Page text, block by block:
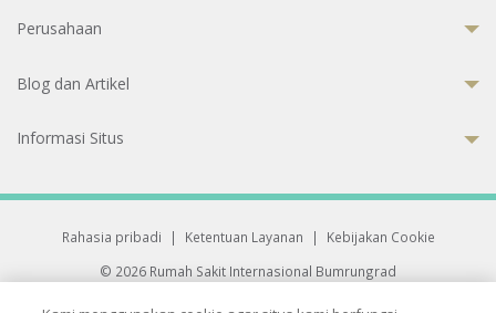
Perusahaan
Blog dan Artikel
Informasi Situs
Rahasia pribadi | Ketentuan Layanan |
Kebijakan Cookie
© 2026 Rumah Sakit Internasional Bumrungrad